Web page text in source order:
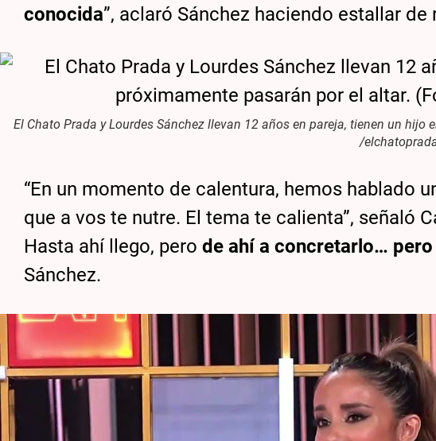
conocida”, aclaró Sánchez haciendo estallar
El Chato Prada y Lourdes Sánchez llevan 12 años en pareja, tienen un
/
“En un momento de calentura, hemos hablado
que a vos te nutre. El tema te calienta”, señaló
Hasta ahí llego, perode ahí a concretarlo…
Sánchez.